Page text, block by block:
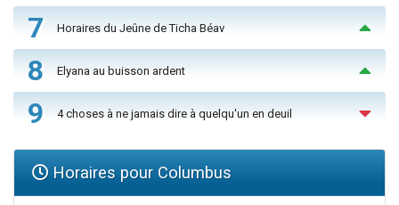
7 Horaires du Jeûne de Ticha Béav
8 Elyana au buisson ardent
9 4 choses à ne jamais dire à quelqu'un en deuil
Horaires pour Columbus